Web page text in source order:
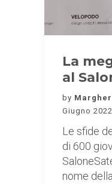
La
al
by
Giugno 2022
Le sfide
di 600
nome